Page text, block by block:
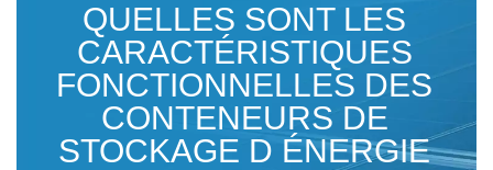
QUELLES SONT LES
CARACTÉRISTIQUES
FONCTIONNELLES DES
CONTENEURS DE
STOCKAGE D ÉNERGIE